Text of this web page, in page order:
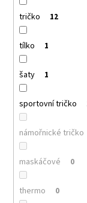
tričko 12
tílko 1
šaty 1
sportovní tričko
námořnické tričko
maskáčové 0
thermo 0